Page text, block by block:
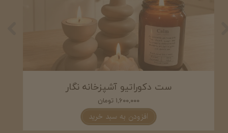
ست شمع و دکوری آشپزخانه اوینا
۲,۰۵۰,۰۰۰ تومان
افزودن به سبد خرید